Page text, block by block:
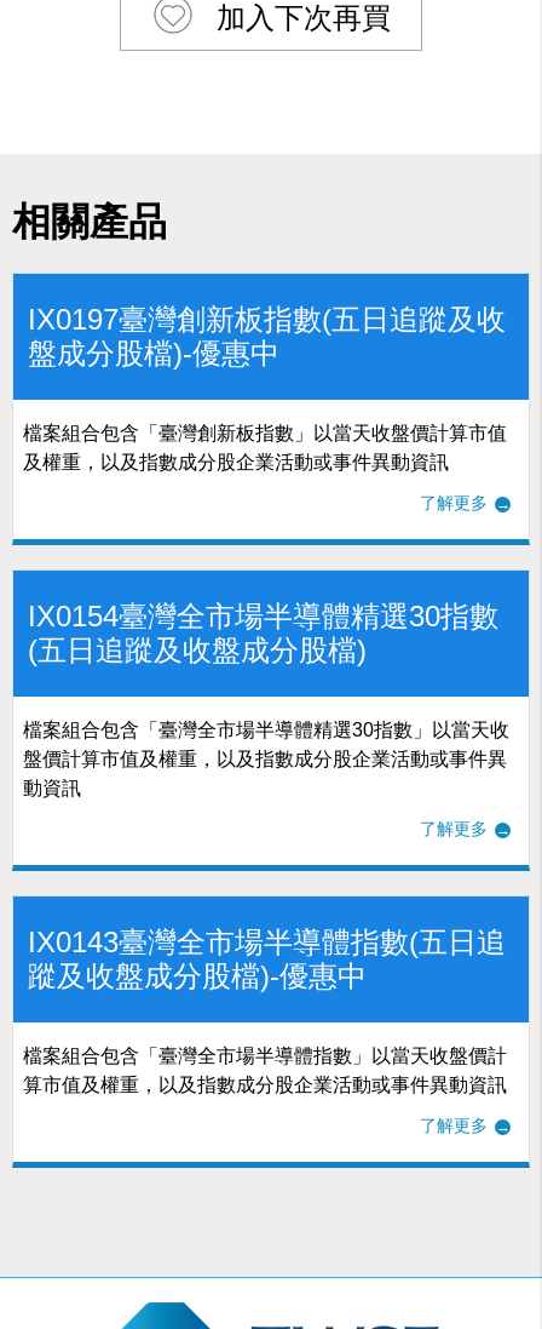
加入下次再買
相關產品
IX0197臺灣創新板指數(五日追蹤及收
盤成分股檔)-優惠中
檔案組合包含「臺灣創新板指數」以當天收盤價計算市值
及權重，以及指數成分股企業活動或事件異動資訊
了解更多
IX0154臺灣全市場半導體精選30指數
(五日追蹤及收盤成分股檔)
檔案組合包含「臺灣全市場半導體精選30指數」以當天收
盤價計算市值及權重，以及指數成分股企業活動或事件異
動資訊
了解更多
IX0143臺灣全市場半導體指數(五日追
蹤及收盤成分股檔)-優惠中
檔案組合包含「臺灣全市場半導體指數」以當天收盤價計
算市值及權重，以及指數成分股企業活動或事件異動資訊
了解更多